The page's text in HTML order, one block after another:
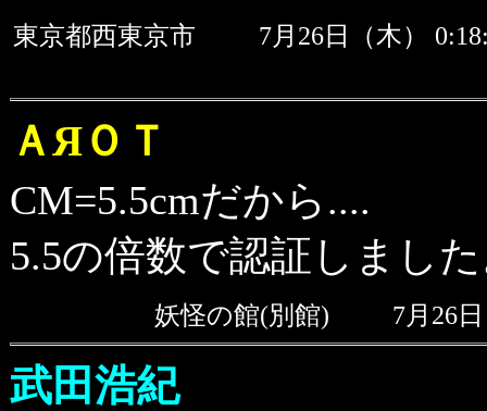
東京都西東京市 7月26日（木）
ＡЯＯＴ
CM=5.5cmだから....
5.5の倍数で認証しまし
妖怪の館(別館) 7月26
武田浩紀